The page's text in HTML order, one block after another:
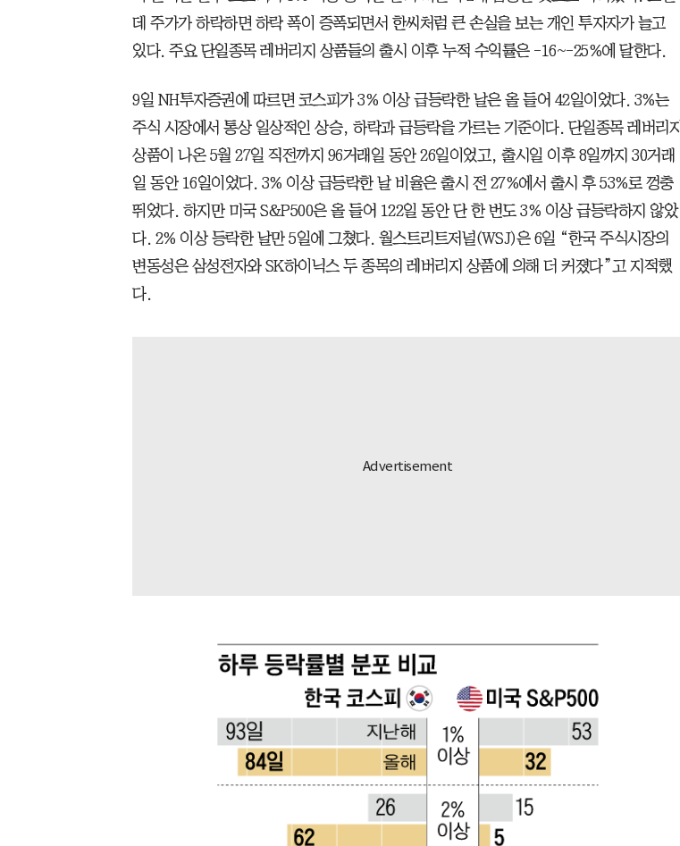
데 주가가 하락하면 하락 폭이 증폭되면서 한씨처럼 큰 손실을 보는 개인 투자자가 늘고
있다. 주요 단일종목 레버리지 상품들의 출시 이후 누적 수익률은 -16~-25%에 달한다.
9일 NH투자증권에 따르면 코스피가 3% 이상 급등락한 날은 올 들어 42일이었다. 3%는
주식 시장에서 통상 일상적인 상승, 하락과 급등락을 가르는 기준이다. 단일종목 레버리지
상품이 나온 5월 27일 직전까지 96거래일 동안 26일이었고, 출시일 이후 8일까지 30거래
일 동안 16일이었다. 3% 이상 급등락한 날 비율은 출시 전 27%에서 출시 후 53%로 껑충
뛰었다. 하지만 미국 S&P500은 올 들어 122일 동안 단 한 번도 3% 이상 급등락하지 않았
다. 2% 이상 등락한 날만 5일에 그쳤다. 월스트리트저널(WSJ)은 6일 “한국 주식시장의
변동성은 삼성전자와 SK하이닉스 두 종목의 레버리지 상품에 의해 더 커졌다”고 지적했
다.